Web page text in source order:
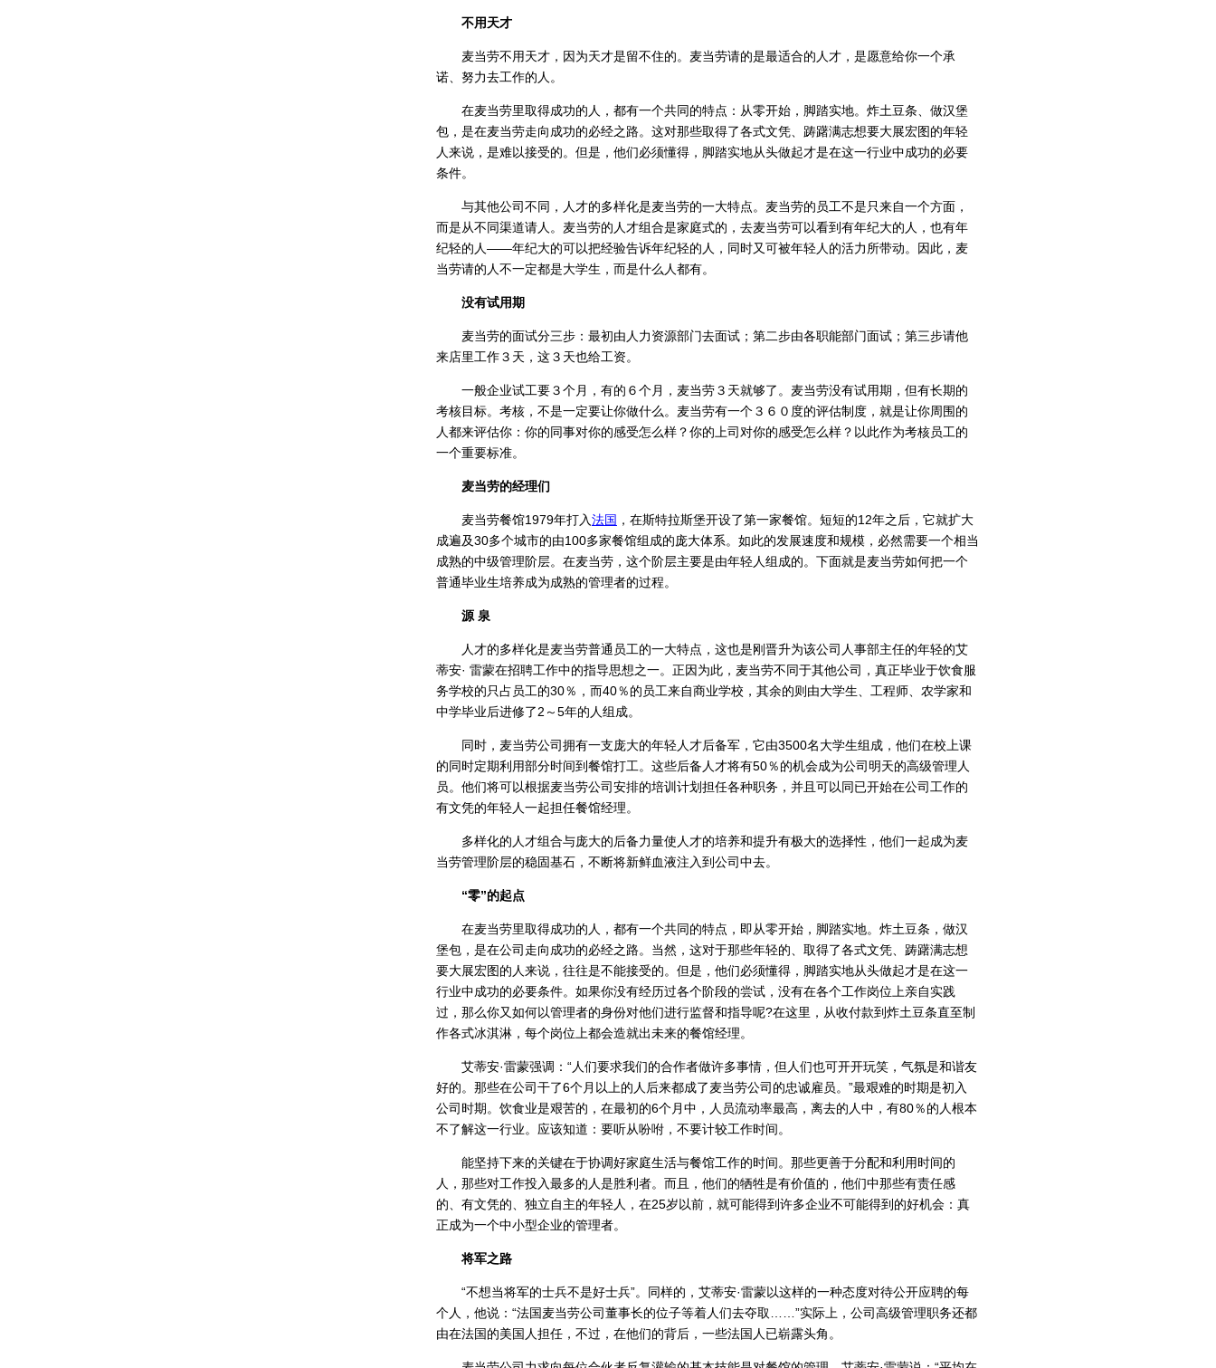
不用天才
麦当劳不用天才，因为天才是留不住的。麦当劳请的是最适合的人才，是愿意给你一个承
诺、努力去工作的人。
在麦当劳里取得成功的人，都有一个共同的特点：从零开始，脚踏实地。炸土豆条、做汉堡
包，是在麦当劳走向成功的必经之路。这对那些取得了各式文凭、踌躇满志想要大展宏图的年轻
人来说，是难以接受的。但是，他们必须懂得，脚踏实地从头做起才是在这一行业中成功的必要
条件。
与其他公司不同，人才的多样化是麦当劳的一大特点。麦当劳的员工不是只来自一个方面，
而是从不同渠道请人。麦当劳的人才组合是家庭式的，去麦当劳可以看到有年纪大的人，也有年
纪轻的人——年纪大的可以把经验告诉年纪轻的人，同时又可被年轻人的活力所带动。因此，麦
当劳请的人不一定都是大学生，而是什么人都有。
没有试用期
麦当劳的面试分三步：最初由人力资源部门去面试；第二步由各职能部门面试；第三步请他
来店里工作３天，这３天也给工资。
一般企业试工要３个月，有的６个月，麦当劳３天就够了。麦当劳没有试用期，但有长期的
考核目标。考核，不是一定要让你做什么。麦当劳有一个３６０度的评估制度，就是让你周围的
人都来评估你：你的同事对你的感受怎么样？你的上司对你的感受怎么样？以此作为考核员工的
一个重要标准。
麦当劳的经理们
麦当劳餐馆1979年打入法国 ，在斯特拉斯堡开设了第一家餐馆。短短的12年之后，它就扩大
成遍及30多个城市的由100多家餐馆组成的庞大体系。如此的发展速度和规模，必然需要一个相当
成熟的中级管理阶层。在麦当劳，这个阶层主要是由年轻人组成的。下面就是麦当劳如何把一个
普通毕业生培养成为成熟的管理者的过程。
源 泉
人才的多样化是麦当劳普通员工的一大特点，这也是刚晋升为该公司人事部主任的年轻的艾
蒂安· 雷蒙在招聘工作中的指导思想之一。正因为此，麦当劳不同于其他公司，真正毕业于饮食服
务学校的只占员工的30％，而40％的员工来自商业学校，其余的则由大学生、工程师、农学家和
中学毕业后进修了2～5年的人组成。
同时，麦当劳公司拥有一支庞大的年轻人才后备军，它由3500名大学生组成，他们在校上课
的同时定期利用部分时间到餐馆打工。这些后备人才将有50％的机会成为公司明天的高级管理人
员。他们将可以根据麦当劳公司安排的培训计划担任各种职务，并且可以同已开始在公司工作的
有文凭的年轻人一起担任餐馆经理。
多样化的人才组合与庞大的后备力量使人才的培养和提升有极大的选择性，他们一起成为麦
当劳管理阶层的稳固基石，不断将新鲜血液注入到公司中去。
“零”的起点
在麦当劳里取得成功的人，都有一个共同的特点，即从零开始，脚踏实地。炸土豆条，做汉
堡包，是在公司走向成功的必经之路。当然，这对于那些年轻的、取得了各式文凭、踌躇满志想
要大展宏图的人来说，往往是不能接受的。但是，他们必须懂得，脚踏实地从头做起才是在这一
行业中成功的必要条件。如果你没有经历过各个阶段的尝试，没有在各个工作岗位上亲自实践
过，那么你又如何以管理者的身份对他们进行监督和指导呢?在这里，从收付款到炸土豆条直至制
作各式冰淇淋，每个岗位上都会造就出未来的餐馆经理。
艾蒂安·雷蒙强调：“人们要求我们的合作者做许多事情，但人们也可开开玩笑，气氛是和谐友
好的。那些在公司干了6个月以上的人后来都成了麦当劳公司的忠诚雇员。”最艰难的时期是初入
公司时期。饮食业是艰苦的，在最初的6个月中，人员流动率最高，离去的人中，有80％的人根本
不了解这一行业。应该知道：要听从吩咐，不要计较工作时间。
能坚持下来的关键在于协调好家庭生活与餐馆工作的时间。那些更善于分配和利用时间的
人，那些对工作投入最多的人是胜利者。而且，他们的牺牲是有价值的，他们中那些有责任感
的、有文凭的、独立自主的年轻人，在25岁以前，就可能得到许多企业不可能得到的好机会：真
正成为一个中小型企业的管理者。
将军之路
“不想当将军的士兵不是好士兵”。同样的，艾蒂安·雷蒙以这样的一种态度对待公开应聘的每
个人，他说：“法国麦当劳公司董事长的位子等着人们去夺取……”实际上，公司高级管理职务还都
由在法国的美国人担任，不过，在他们的背后，一些法国人已崭露头角。